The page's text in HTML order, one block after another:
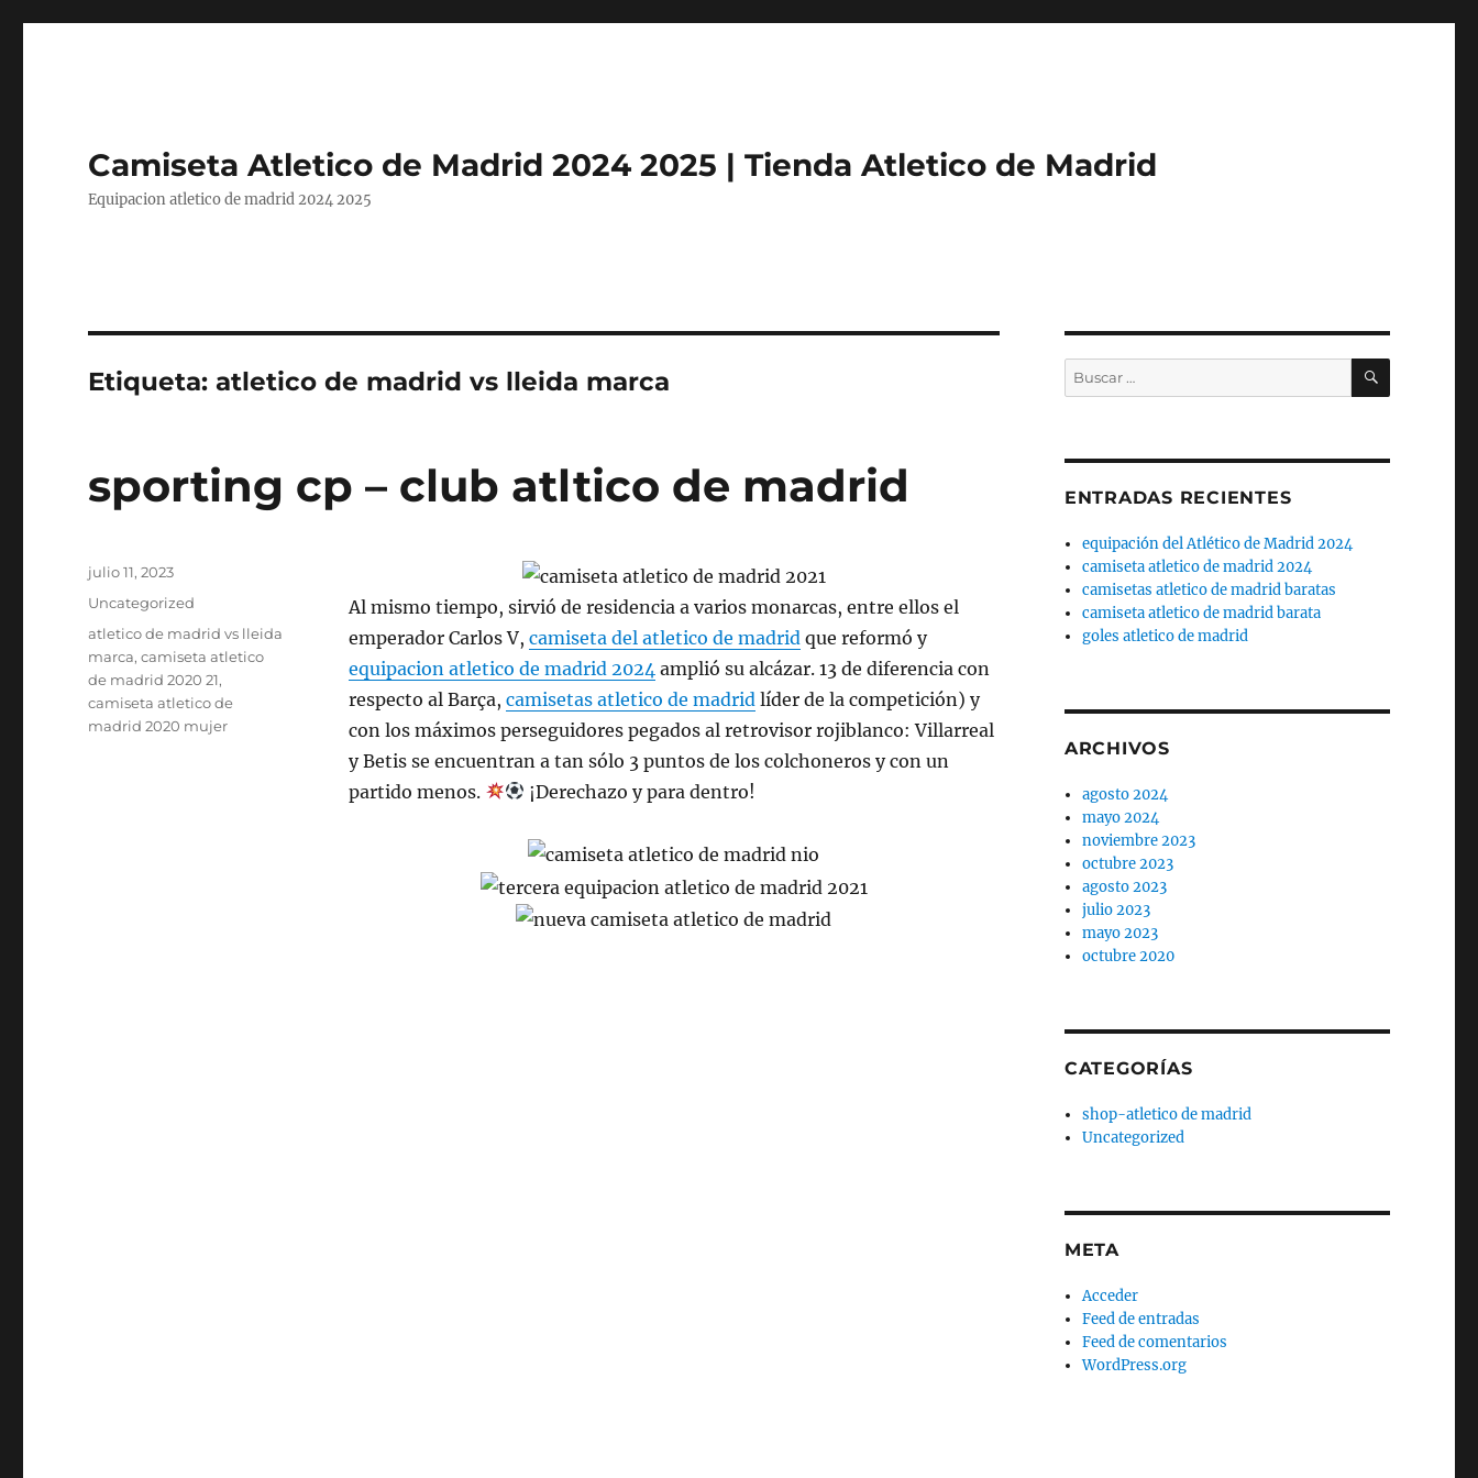
Camiseta Atletico de Madrid 2024 2025 | Tienda Atletico de Madrid
Equipacion atletico de madrid 2024 2025
Etiqueta:atletico de madrid vs lleida marca
sporting cp – club atltico de madrid
Al mismo tiempo, sirvió de residencia a varios monarcas, entre ellos el
emperador Carlos V, camiseta del atletico de madrid que reformó y
equipacion atletico de madrid 2024 amplió su alcázar. 13 de diferencia con
respecto al Barça, camisetas atletico de madrid líder de la competición) y
con los máximos perseguidores pegados al retrovisor rojiblanco: Villarreal
y Betis se encuentran a tan sólo 3 puntos de los colchoneros y con un
partido menos.
¡Derechazo y para dentro!
Publicado
julio 11, 2023
Categorías
Uncategorized
Etiquetas
atletico de madrid vs lleida
marca,camiseta atletico
de madrid 2020 21,
camiseta atletico de
madrid 2020 mujer
Buscar
por:
BUSCAR
ENTRADAS RECIENTES
equipación del Atlético de Madrid 2024
camiseta atletico de madrid 2024
camisetas atletico de madrid baratas
camiseta atletico de madrid barata
goles atletico de madrid
ARCHIVOS
agosto 2024
mayo 2024
noviembre 2023
octubre 2023
agosto 2023
julio 2023
mayo 2023
octubre 2020
CATEGORÍAS
shop-atletico de madrid
Uncategorized
META
Acceder
Feed de entradas
Feed de comentarios
WordPress.org